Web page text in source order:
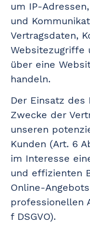
um IP-
und
Vertragsdaten,
Websitezugriffe
über eine
handeln.
Der Einsatz
Zwecke der
unseren
Kunden (Art. 6
im Interesse
und effizienten
Online-
professionellen
f DSGVO).